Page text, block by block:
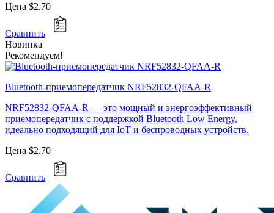
Цена $2.70
Сравнить
Новинка
Рекомендуем!
Bluetooth-приемопередатчик NRF52832-QFAA-R
NRF52832-QFAA-R — это мощный и энергоэффективный
приемопередатчик с поддержкой Bluetooth Low Energy,
идеально подходящий для IoT и беспроводных устройств.
Цена $2.70
Сравнить